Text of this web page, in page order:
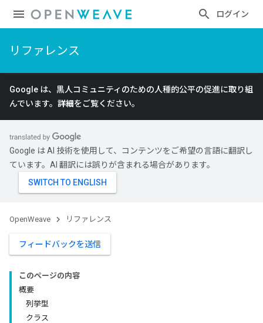
ログイン
リファレンス
Google は、黒人コミュニティのための人種的公平の促進に取り組
んでいます。 詳細をご覧ください。
Google は AI 技術を使用して、コンテンツをご希望の言語に翻訳し
ています。AI 翻訳には誤りが含まれる場合があります。
OpenWeave リファレンス
フィードバックを送信
このページの内容
概要
列挙型
クラス